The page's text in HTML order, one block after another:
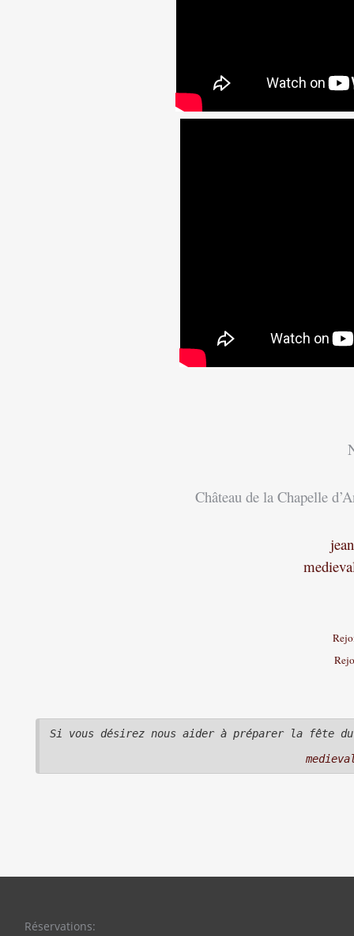
Château de la Chapelle
Si vous désirez nous aider à préparer la fête
Réservations: